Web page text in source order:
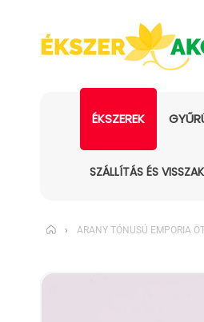
ÉKSZEREK
SZÁLLÍTÁS ÉS
› ARANY TÓNUSÚ EMPORIA
KIHAGYÁS, ÉS